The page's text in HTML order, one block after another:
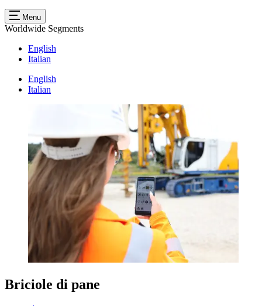
Menu
Worldwide Segments
English
Italian
English
Italian
Briciole di pane